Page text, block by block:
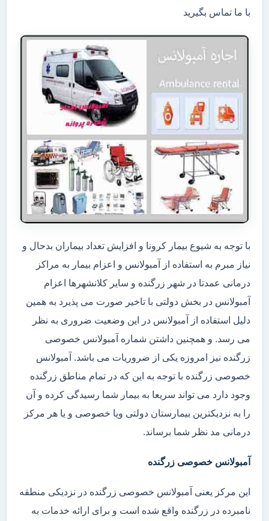
با ما تماس بگیرید
با توجه به شیوع بیمار کرونا و افزایش تعداد بیماران بدحال و
نیاز مبرم به استفاده از آمبولانس و اعزام بیمار به مراکز
درمانی عمدتا در شهر زرگنده و سایر کلانشهرها اعزام
آمبولانس در بخش دولتی با تاخیر صورت می پذیرد به همین
دلیل استفاده از آمبولانس در این وضعیت ضروری به نظر
می رسد. و همچنین داشتن شماره آمبولانس خصوصی
زرگنده نیز امروزه یکی از ضروریات می باشد. آمبولانس
خصوصی زرگنده با توجه به این که در تمام مناطق زرگنده
وجود دارد می تواند سریعا به بیمار شما رسیدگی کرده و آن
را به نزدیکترین بیمارستان دولتی ویا خصوصی و یا هر مرکز
درمانی مد نظر شما برساند.
آمبولانس خصوصی زرگنده
این مرکز یعنی آمبولانس خصوصی زرگنده در نزدیکی منطقه
نامبرده در زرگنده واقع شده است و برای ارائه خدمات به